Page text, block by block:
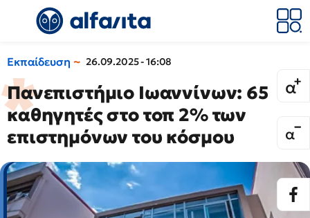
Εκπαίδευση 26.09.2025 - 16:08
Πανεπιστήμιο Ιωαννίνων: 65
καθηγητές στο τοπ 2% των
επιστημόνων του κόσμου